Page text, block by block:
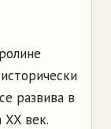
развива в
век.